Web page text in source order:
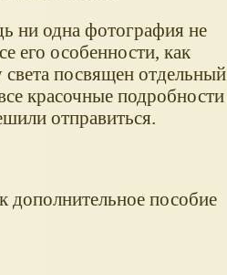
ни одна фотография не
его особенности, как
посвящен отдельный
красочные подробности
отправиться.
дополнительное пособие